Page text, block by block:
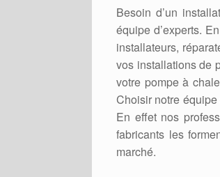
Besoin d’un
équipe d’experts.
installateurs,
vos installations de
votre pompe à
Choisir notre
En effet nos
fabricants les
marché.